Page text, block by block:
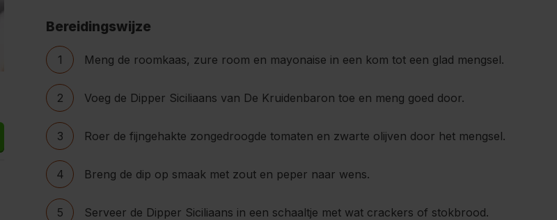
Bereidingswijze
1 Meng de roomkaas, zure room en mayonaise in een kom tot een glad mengsel.
2 Voeg de Dipper Siciliaans van De Kruidenbaron toe en meng goed door.
3 Roer de fijngehakte zongedroogde tomaten en zwarte olijven door het mengsel.
4 Breng de dip op smaak met zout en peper naar wens.
5 Serveer de Dipper Siciliaans in een schaaltje met wat crackers of stokbrood.